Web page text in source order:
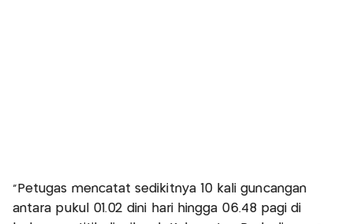
“Petugas mencatat sedikitnya 10 kali guncangan
antara pukul 01.02 dini hari hingga 06.48 pagi di